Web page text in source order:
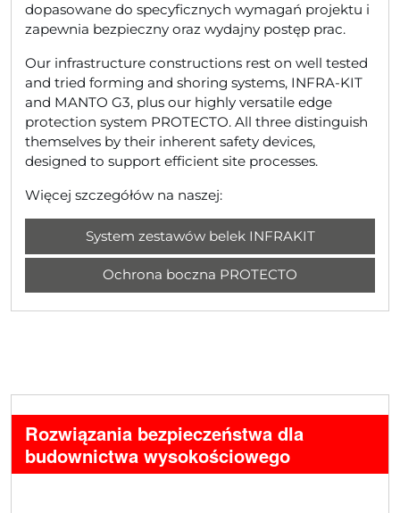
dopasowane do specyficznych wymagań projektu i
zapewnia bezpieczny oraz wydajny postęp prac.
Our infrastructure constructions rest on well tested
and tried forming and shoring systems, INFRA-KIT
and MANTO G3, plus our highly versatile edge
protection system PROTECTO. All three distinguish
themselves by their inherent safety devices,
designed to support efficient site processes.
Więcej szczegółów na naszej:
System zestawów belek INFRAKIT
Ochrona boczna PROTECTO
Rozwiązania bezpieczeństwa dla
budownictwa wysokościowego